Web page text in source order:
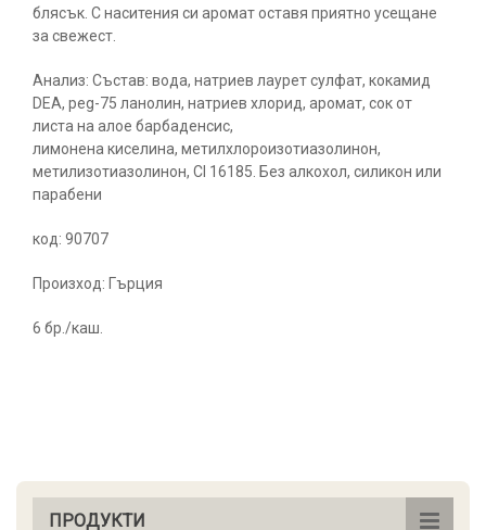
блясък. С наситения си аромат оставя приятно усещане
за свежест.
Анализ: Състав: вода, натриев лаурет сулфат, кокамид
DEA, peg-75 ланолин, натриев хлорид, аромат, сок от
листа на алое барбаденсис,
лимонена киселина, метилхлороизотиазолинон,
метилизотиазолинон, Cl 16185. Без алкохол, силикон или
парабени
код: 90707
Произход: Гърция
6 бр./каш.
ПРОДУКТИ